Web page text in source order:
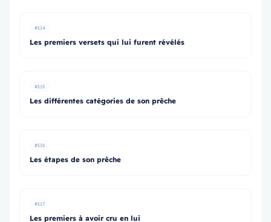
#114
Les premiers versets qui lui furent révélés
#115
Les différentes catégories de son prêche
#116
Les étapes de son prêche
#117
Les premiers à avoir cru en lui